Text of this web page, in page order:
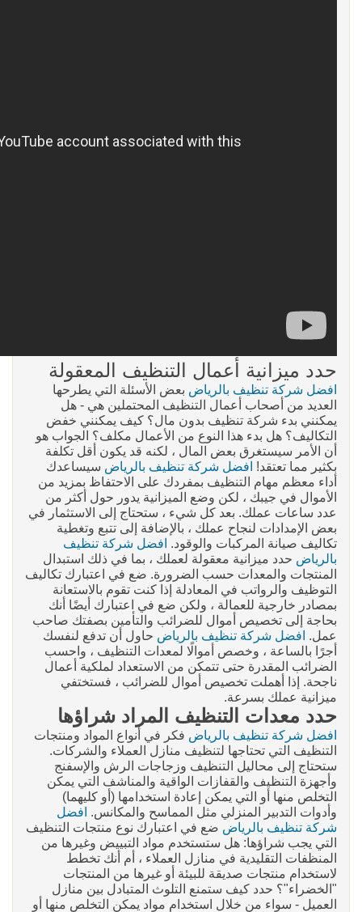
حدد ميزانية أعمال التنظيف المعقولة
افضل شركة تنظيف بالرياض بعض الأسئلة التي يطرحها
العديد من أصحاب أعمال التنظيف المحتملين هي - هل
يمكنني بدء شركة تنظيف بدون مال؟ كيف يمكنني خفض
التكاليف؟ هل بدء هذا النوع من الأعمال مكلف؟ الجواب هو
أن الأمر سيستغرق بعض المال ، لكنه قد يكون أقل تكلفة
بكثير مما تعتقد! افضل شركة تنظيف بالرياض سيساعدك
أداء معظم مهام التنظيف بمفردك على الاحتفاظ بمزيد من
الأموال في جيبك ، لكن وضع الميزانية يدور حول أكثر من
عدد ساعات عملك. بعد كل شيء ، ستحتاج إلى الاستثمار في
بعض الإمدادات لنجاح عملك ، بالإضافة إلى تتبع وتغطية
تكاليف صيانة المركبات والوقود. افضل شركة تنظيف
بالرياض حدد ميزانية معقولة لعملك ، بما في ذلك استبدال
المنتجات والمعدات حسب الضرورة. ضع في اعتبارك تكاليف
التوظيف والرواتب في المعادلة إذا كنت تقوم بالاستعانة
بمصادر خارجية للعمالة ، ولكن ضع في اعتبارك أيضًا أنك
بحاجة إلى تخصيص أموال للضرائب والتأمين بصفتك صاحب
عمل. افضل شركة تنظيف بالرياض حاول أن تدفع لنفسك
أجرًا بالساعة ، وخصص أموالًا لمعدات التنظيف ، واحسب
الضرائب المقدرة حتى تتمكن من الاستعداد لملكية أعمال
ناجحة. إذا أهملت تخصيص أموال للضرائب ، فستختفي
ميزانية عملك بسرعة.
حدد معدات التنظيف المراد شراؤها
افضل شركة تنظيف بالرياض فكر في أنواع المواد ومنتجات
التنظيف التي تحتاجها لتنظيف منازل العملاء والشركات.
ستحتاج إلى محاليل التنظيف وزجاجات الرش والإسفنج
وأجهزة التنظيف والقفازات الواقية والمناشف التي يمكن
التخلص منها أو التي يمكن إعادة استخدامها (أو كليهما)
وأدوات التدبير المنزلي مثل المماسح والمكانس. افضل
شركة تنظيف بالرياض ضع في اعتبارك نوع منتجات التنظيف
التي يجب شراؤها: هل ستستخدم مواد التبييض وغيرها من
المنظفات التقليدية في منازل العملاء ، أم أنك تخطط
لاستخدام منتجات صديقة للبيئة أو غيرها من المنتجات
"الخضراء"؟ حدد كيف ستمنع التلوث المتبادل بين منازل
العميل - سواء من خلال استخدام مواد يمكن التخلص منها أو